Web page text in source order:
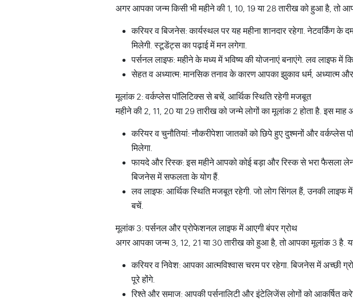
अगर आपका जन्म किसी भी महीने की 1, 10, 19 या 28 तारीख को हुआ है, तो
करियर व बिजनेस: कार्यस्थल पर यह महीना शानदार रहेगा. नेटवर्किंग
मिलेगी. स्टूडेंट्स का पढ़ाई में मन लगेगा.
पर्सनल लाइफ: महीने के मध्य में भविष्य की योजनाएं बनाएंगे. लव लाइफ
सेहत व अध्यात्म: मानसिक तनाव के कारण आपका झुकाव धर्म, अध्यात्म
मूलांक 2: वर्कप्लेस पॉलिटिक्स से बचें, आर्थिक स्थिति रहेगी मजबूत
महीने की 2, 11, 20 या 29 तारीख को जन्मे लोगों का मूलांक 2 होता है. इस
करियर व चुनौतियां: नौकरीपेशा जातकों को छिपे हुए दुश्मनों और वर्कप्लेस
मिलेगा.
फायदे और रिस्क: इस महीने आपको कोई बड़ा और रिस्क से भरा फैसला
बिजनेस में सफलता के योग हैं.
लव लाइफ: आर्थिक स्थिति मजबूत रहेगी. जो लोग सिंगल हैं, उनकी लाइफ
बचें.
मूलांक 3: पर्सनल और प्रोफेशनल लाइफ में आएगी बंपर ग्रोथ
अगर आपका जन्म 3, 12, 21 या 30 तारीख को हुआ है, तो आपका मूलांक 3 है.
करियर व निवेश: आपका आत्मविश्वास चरम पर रहेगा. बिजनेस में अच्छी
पूरे होंगे.
रिश्ते और समाज: आपकी पर्सनालिटी और इंटेलिजेंस लोगों को आकर्षित